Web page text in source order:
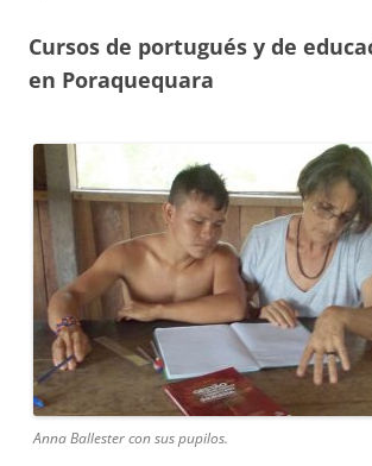
Cursos de portugués y de
en Poraquequara
Anna Ballester con sus pupilos.